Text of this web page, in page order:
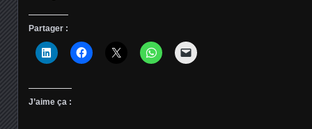
Partager :
J’aime ça :